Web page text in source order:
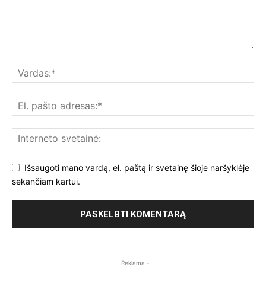
Išsaugoti mano vardą, el. paštą ir svetainę šioje naršyklėje
sekančiam kartui.
- Reklama -